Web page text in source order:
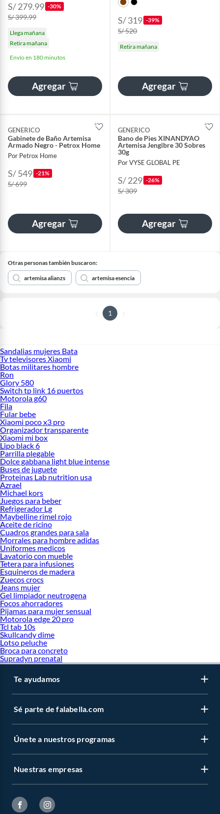
S/ 279.99 -30%
S/ 399.99
Llega mañana
Retira mañana
Envío en 180 minutos
Agregar
S/ 319 -39%
S/ 520
Retira mañana
Agregar
GENERICO
Gabinete de Baño Artemisa
Armado Negro - Petrox Home
Por Petrox Home
S/ 549 -21%
S/ 699
Agregar
GENERICO
Bano de Pies XINANDYAO
Artemisa Jengibre 30 Sobres
30g
Por VYSE GLOBAL PE
S/ 229 -26%
S/ 309
Agregar
Otras personas también buscaron:
artemisa alianzs artemisa esencia
1
Sandalias mujeres Bata
Tv televisores Xiaomi
Botas militares hombre
Ron
Glory 580
Switch tp link 16 puertos
Motorola g60
Fila
Fular bebe
Xiaomi poco x3 pro
Organizador transparente
Xiaomi mi box
Lipo black 6
Parrilla plegable
Dolce gabbana light blue intense
Buses de juguete
Proteinas Lab nutrition usa
Azrael
Michael kors
Juegos para beber
Refrigerador Lg
Maybelline rimel rojo
Aceite de ricino
Cuadros grandes para sala
Morrales para hombre adidas
Uniformes medicos
Lavatorio con mueble
Tetera para infusiones
Esquineros de madera
Zuecos crocs
Jeans mujer
Gel limpiador neutrogena
Focos ahorradores
Pijamas para mujer sensual
Motorola edge 20 pro
Tcl tab 10s
Skullcandy dime
Lotso peluche
Broca para concreto
Supradyn prenatal
Te ayudamos
Sé parte de falabella.com
Únete a nuestros programas
Nuestras empresas